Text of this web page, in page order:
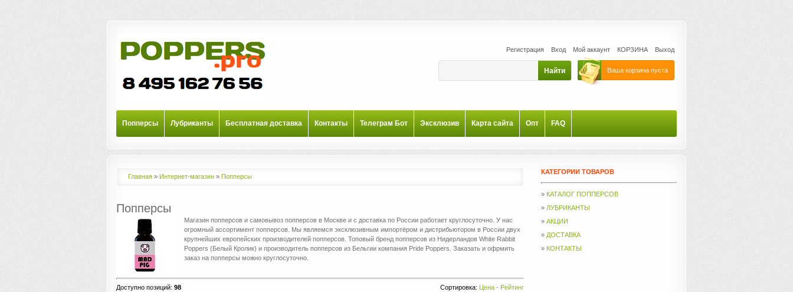
Регистрация Вход Мой аккаунт КОРЗИНА Выход
Ваша корзина пуста
Попперсы Лубриканты Бесплатная доставка Контакты Телеграм Бот Эксклюзив Карта сайта Опт FAQ
Главная » Интернет-магазин » Попперсы
Попперсы
Магазин попперсов и самовывоз попперсов в Москве и с доставка по России работает круглосуточно. У нас
огромный ассортимент попперсов. Мы являемся эксклюзивным импортёром и дистрибьютором в России двух
крупнейших европейских производителей попперсов. Топовый бренд попперсов из Нидерландов White Rabbit
Poppers (Белый Кролик) и производитель попперсов из Бельгии компания Pride Poppers. Заказать и офрмить
заказ на попперсы можно круглосуточно.
Доступно позиций: 98 Сортировка: Цена · Рейтинг
КАТЕГОРИИ ТОВАРОВ
» КАТАЛОГ ПОППЕРСОВ
» ЛУБРИКАНТЫ
» АКЦИИ
» ДОСТАВКА
» КОНТАКТЫ